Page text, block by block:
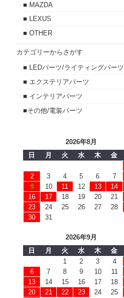
■ MAZDA
■ LEXUS
■ OTHER
カテゴリーからさがす
■ LEDパーツ/ライティングパーツ
■ エクステリアパーツ
■ インテリアパーツ
■その他/電装パーツ
2026年8月
日
月 火 水 木 金
2
3 4 5 6 7
9
10 11 12 13 14
16
17 18 19 20 21
23
24 25 26 27 28
30
31
2026年9月
日
月 火 水 木 金
1
2 3 4
6
7 8 9 10 11
13
14 15 16 17 18
20
21 22 23 24 25